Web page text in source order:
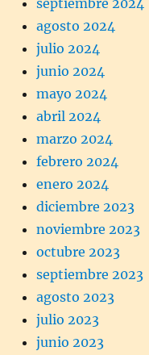
agosto 2024
julio 2024
junio 2024
mayo 2024
abril 2024
marzo 2024
febrero 2024
enero 2024
diciembre 2023
noviembre 2023
octubre 2023
septiembre 2023
agosto 2023
julio 2023
junio 2023